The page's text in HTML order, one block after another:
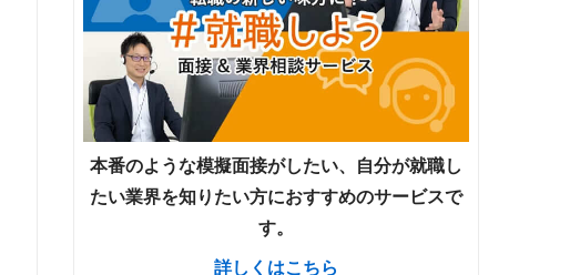
本番のような模擬面接がしたい、自分が就職し
たい業界を知りたい方におすすめのサービスで
す。
詳しくはこちら